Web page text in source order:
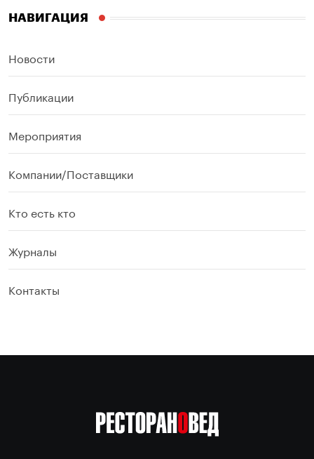
НАВИГАЦИЯ
Новости
Публикации
Мероприятия
Компании/Поставщики
Кто есть кто
Журналы
Контакты